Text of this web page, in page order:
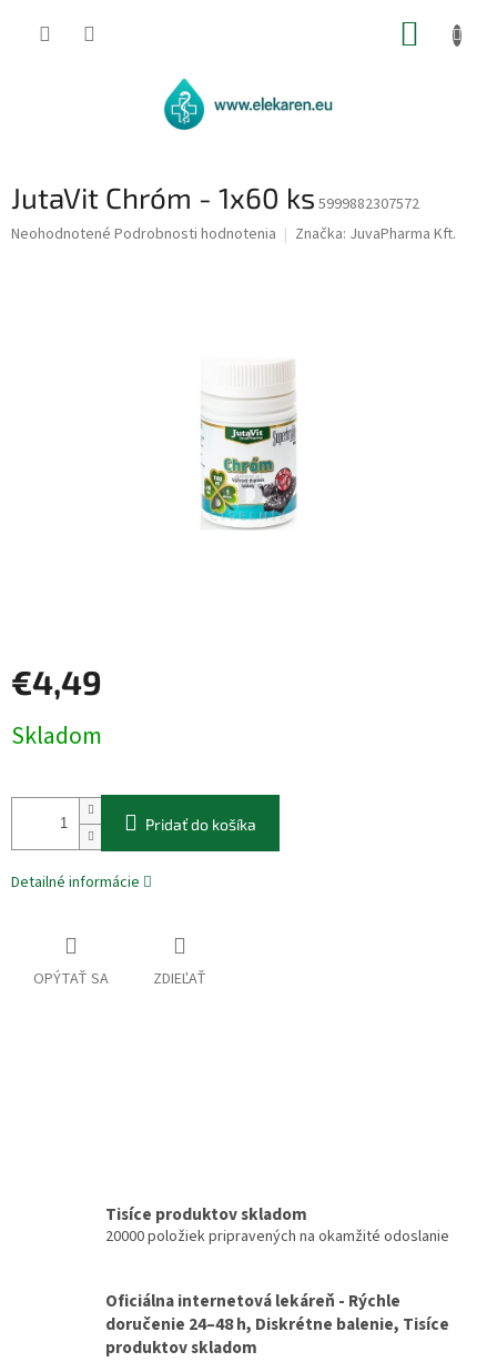
JutaVit Chróm - 1x60 ks 5999882307572
Priemerné
Neohodnotené Podrobnosti hodnotenia Značka: JuvaPharma Kft.
€4,49
cena:
Skladom
Pridať do košíka
Detailné informácie
OPÝTAŤ SA ZDIEĽAŤ
Tisíce produktov skladom
20000 položiek pripravených na okamžité odoslanie
Oficiálna internetová lekáreň - Rýchle
doručenie 24–48 h, Diskrétne balenie, Tisíce
produktov skladom